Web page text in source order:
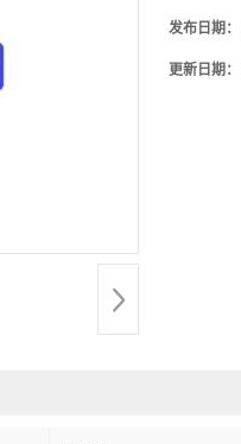
发布日期：
更新日期：